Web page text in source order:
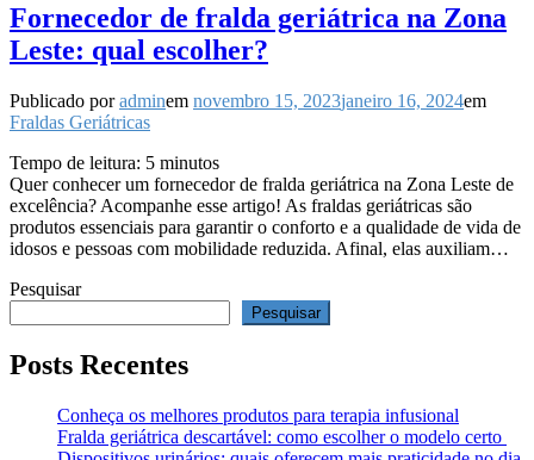
Fornecedor de fralda geriátrica na Zona
Leste: qual escolher?
Publicado poradminem novembro 15, 2023janeiro 16, 2024em
Fraldas Geriátricas
Tempo de leitura: 5 minutos
Quer conhecer um fornecedor de fralda geriátrica na Zona Leste de
excelência? Acompanhe esse artigo! As fraldas geriátricas são
produtos essenciais para garantir o conforto e a qualidade de vida de
idosos e pessoas com mobilidade reduzida. Afinal, elas auxiliam…
Pesquisar
Pesquisar
Posts Recentes
Conheça os melhores produtos para terapia infusional
Fralda geriátrica descartável: como escolher o modelo certo